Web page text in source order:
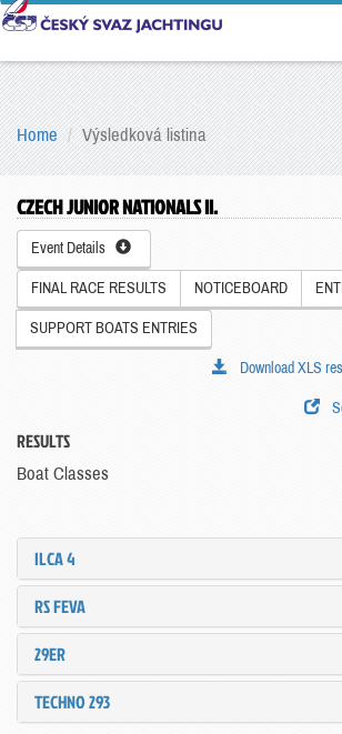
Home Výsledková listina
CZECH JUNIOR NATIONALS II.
Event Details
FINAL RACE RESULTS NOTICEBOARD
SUPPORT BOATS ENTRIES
Download XLS
RESULTS
Boat Classes
ILCA 4
RS FEVA
29ER
TECHNO 293